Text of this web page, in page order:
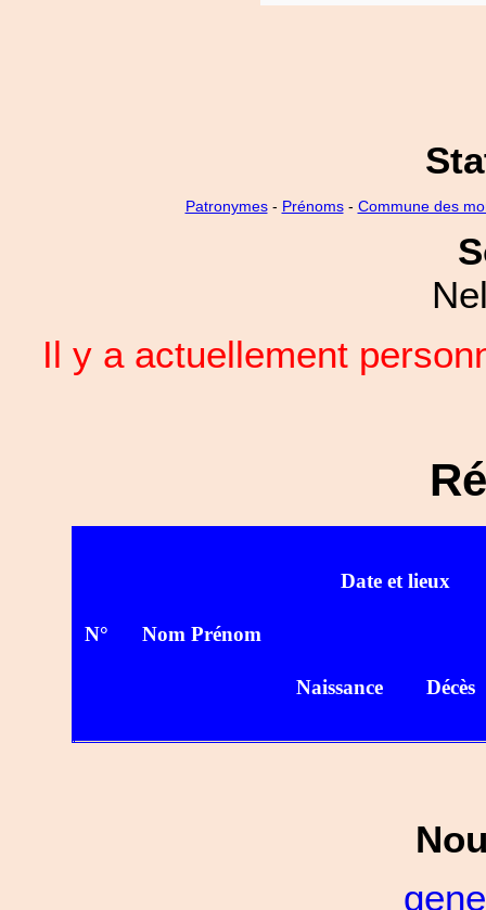
Patronymes- Prénoms- Commune des
Il y a actuellement
N° Nom Prénom
Date et lieux
Naissance Décès